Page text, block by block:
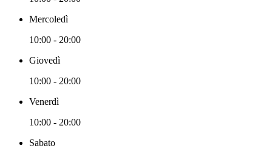
Mercoledì
10:00 - 20:00
Giovedì
10:00 - 20:00
Venerdì
10:00 - 20:00
Sabato